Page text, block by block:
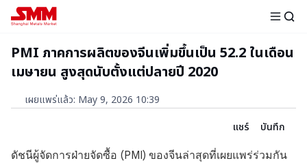
PMI ภาคการผลิตของจีนเพิ่มขึ้นเป็น 52.2 ในเดือน
เมษายน สูงสุดนับตั้งแต่ปลายปี 2020
เผยแพร่แล้ว: May 9, 2026 10:39
แชร์
บันทึก
ดัชนีผู้จัดการฝ่ายจัดซื้อ (PMI) ของจีนล่าสุดที่เผยแพร่ร่วมกัน